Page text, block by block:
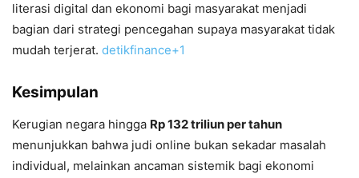
literasi digital dan ekonomi bagi masyarakat menjadi
bagian dari strategi pencegahan supaya masyarakat tidak
mudah terjerat. detikfinance+1
Kesimpulan
Kerugian negara hingga Rp 132 triliun per tahun
menunjukkan bahwa judi online bukan sekadar masalah
individual, melainkan ancaman sistemik bagi ekonomi